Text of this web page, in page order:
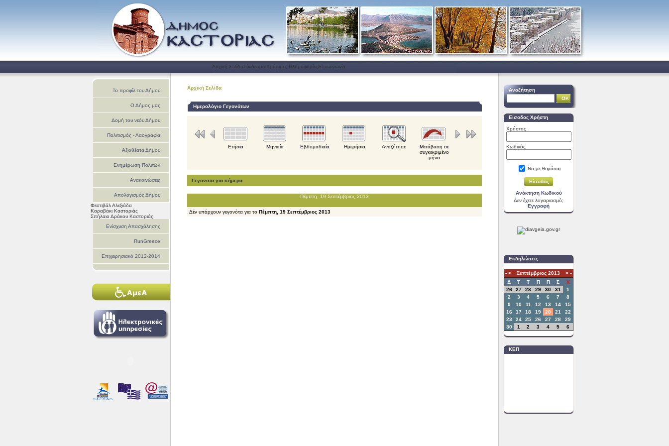
Αρχική ΣελίδαΣύνδεσμοιΧρήσιμες ΠληροφορίεςΕπικοινωνία
Το προφίλ του Δήμου
Ο Δήμος μας
Δομή του νεόυ Δήμου
Πολιτισμός - Λαογραφία
Αξιοθέατα Δήμου
Ενημέρωση Πολιτών
Ανακοινώσεις
Απολογισμός Δήμου
Καστοριάς
Φεστιβάλ Αλεξιάδα
Καραβάκι Καστοριάς
Σπήλαιο Δράκου Καστοριάς
Ενίσχυση Απασχόλησης
RunGreece
Επιχειρησιακό 2012-2014
Αρχική Σελίδα
Ημερολόγιο Γεγονότων
Ετήσια Μηνιαία Εβδομαδιαία Ημερήσια Αναζήτηση
Μετάβαση σε
συγκεκριμένο
μήνα
Γεγονοτα για σήμερα
Πέμπτη, 19 Σεπτέμβριος 2013
Δέν υπάρχουν γεγονότα για το Πέμπτη, 19 Σεπτέμβριος 2013
Αναζήτηση
Είσοδος Χρήστη
Χρήστης
Κωδικός
Να με θυμάσαι
Ανάκτηση Κωδικού
Δεν έχετε λογαριασμό;
Εγγραφή
Εκδηλώσεις
«< Σεπτέμβριος 2013 >»
Δ
T Τ Π Π Σ
Κ
26
27 28 29 30 31
1
2
3 4 5 6 7
8
9
10 11 12 13 14
15
16
17 18 19 20 21
22
23
24 25 26 27 28
29
30
1 2 3 4 5 6
ΚΕΠ